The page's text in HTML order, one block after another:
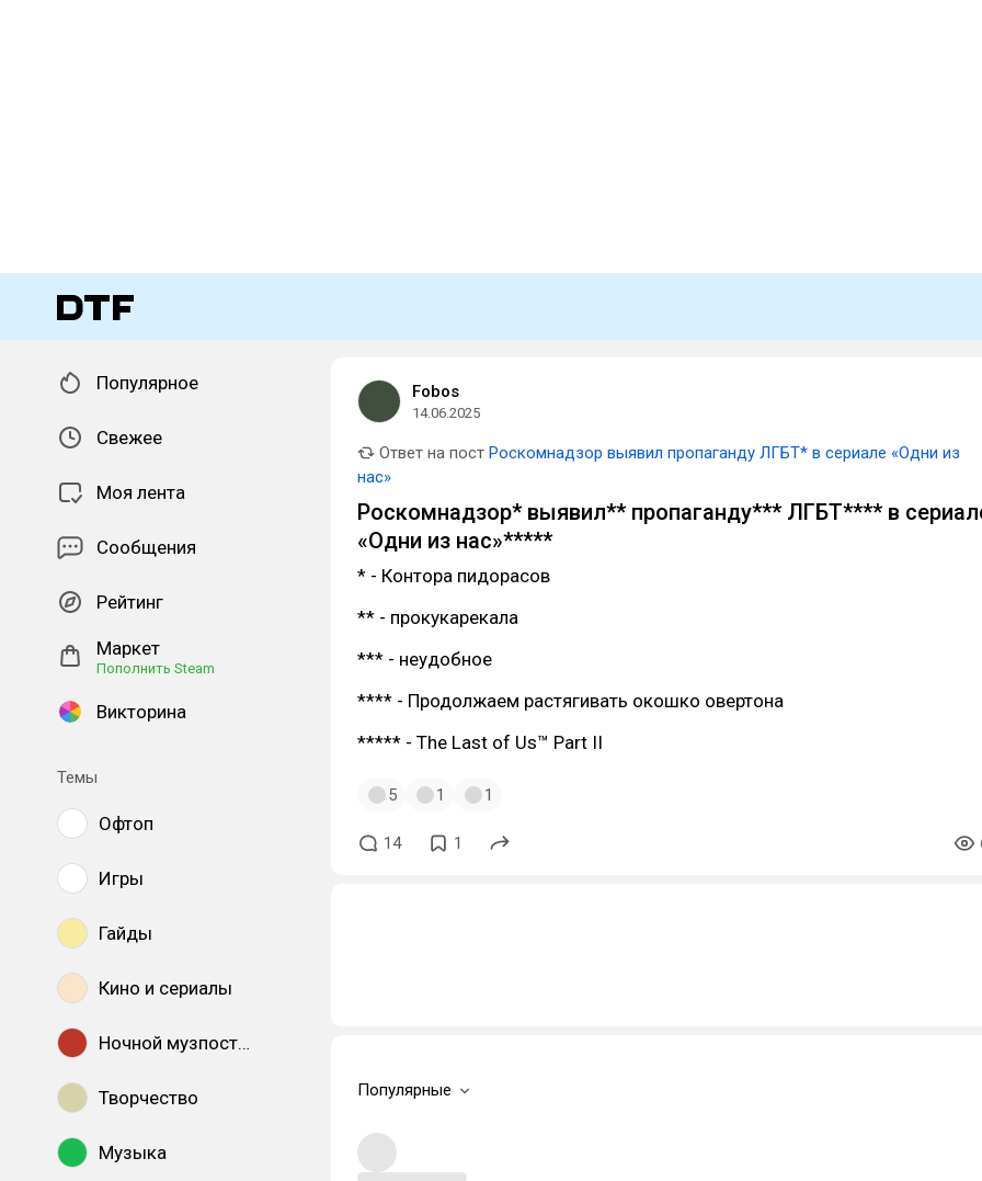
Популярное
Свежее
Моя лента
Сообщения
Рейтинг
Маркет
Пополнить Steam
Викторина
Темы
Офтоп
Игры
Гайды
Кино и сериалы
Ночной музпостинг
Творчество
Музыка
Fobos
14.06.2025
Ответ на пост Роскомнадзор выявил пропаганду ЛГБТ* в сериале «Одни из
нас»
Роскомнадзор* выявил** пропаганду*** ЛГБТ**** в
«Одни из нас»*****
* - Контора пидорасов
** - прокукарекала
*** - неудобное
**** - Продолжаем растягивать окошко овертона
***** - The Last of Us™ Part II
5 1 1
14 1
Популярные